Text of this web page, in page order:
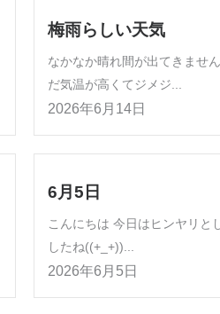
梅雨らしい天気
なかなか晴れ間が出てきませ
だ気温が高くてジメジ...
2026年6月14日
6月5日
こんにちは 今日はヒンヤリと
したね((+_+))...
2026年6月5日